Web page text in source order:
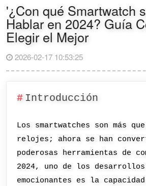
'¿Con qué Smartwatch
Hablar en 2024? Guía
Elegir el Mejor
2026-02-17 10:53:25
Introducción
Los smartwatches son más
relojes; ahora se han
poderosas herramientas de
2024, uno de los desarrollos
emocionantes es la